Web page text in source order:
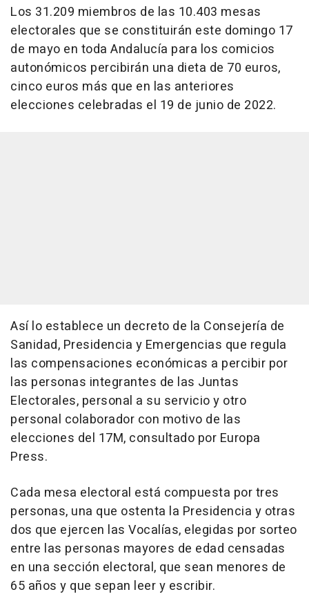
Los 31.209 miembros de las 10.403 mesas
electorales que se constituirán este domingo 17
de mayo en toda Andalucía para los comicios
autonómicos percibirán una dieta de 70 euros,
cinco euros más que en las anteriores
elecciones celebradas el 19 de junio de 2022.
Así lo establece un decreto de la Consejería de
Sanidad, Presidencia y Emergencias que regula
las compensaciones económicas a percibir por
las personas integrantes de las Juntas
Electorales, personal a su servicio y otro
personal colaborador con motivo de las
elecciones del 17M, consultado por Europa
Press.
Cada mesa electoral está compuesta por tres
personas, una que ostenta la Presidencia y otras
dos que ejercen las Vocalías, elegidas por sorteo
entre las personas mayores de edad censadas
en una sección electoral, que sean menores de
65 años y que sepan leer y escribir.